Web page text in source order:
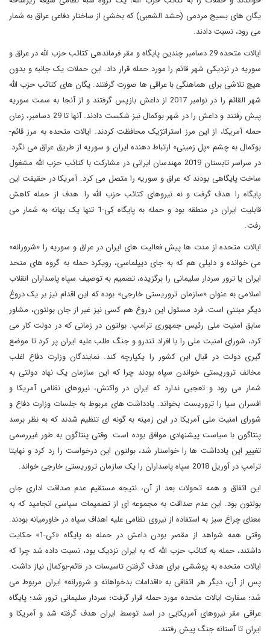
یگان های بسیج مردمی (حشد الشعبی) که بخشی از ساختار دفاعی عراق به شمار
می رود، نسبت دادند.
ایالات متحده 29 دسامبر چندین پایگاه و مقر فرماندهی کتائب حزب الله در عراق و
سوریه در نزدیکی شهر قائم را مورد حمله قرار داد. این حملات یک جانبه و بدون
هیچ تلاشی برای هماهنگی با عراقی ها صورت گرفتند. یگان های کتائب حزب الله
شهر القائم را در نوامبر 2017 از داعش بازپس گرفتند و از آنجا به سمت سوریه
پیش رفتند و داعش را در شهر بوکمال نیز شکست دادند. آنها تا 29 دسامبر، زمان
حمله آمریکا، از این مرز استراتژیک محافظت کردند. ایالات متحده به مرز قائم-
بوکمال به چشم «پل زمینی» ارتباط دهنده ایران و سوریه از طریق عراق می نگرد.
در سراسر تابستان 2019 مهندسان ایرانی در مشارکت با کتائب حزب الله مشغول
ساخت پایگاهی بودند که عراق و سوریه را متصل می کرد. آمریکا در حقیقت این
پایگاه را هدف گرفت و نه نیروهای کتائب حزب الله را. هدف از حمله کاهش
قابلیت ایران در منطقه بود و حمله به پایگاه کِی-1 تنها یک بهانه به شمار می
رفت.
ایالات متحده از مدت ها پیش فعالیت های ایران در عراق و سوریه را «شرورانه»
می خوانده و دلیلی هم که به جای دیپلماسی، رویکرد حمله به گروه های متحد
ایران یا ترور سردار سلیمانی را برگزیده، تصمیم به توصیف سپاه پاسداران انقلاب
اسلامی به عنوان «سازمان تروریستی خارجی» بوده که این اقدام نیز بر یک دروغ
دیگر مبتنی است. فرد مسئول این دروغ هم کسی نیز غیر از جان بولتون، مشاور
سابق امنیت ملی رئیس جمهوری ترامپ. بولتون در زمانی که در دولت کار می
کرد، شورای امنیت ملی را با افراد تندرو و جنگ طلب علیه ایران پر کرد تا موضع
گیری دولت در قبال این کشور را یکپارچه کند. نمایندگان وزارت دفاع اغلب
مخالف تروریستی خواندن سپاه بودند چرا که این سازمان یک نهاد دولتی به
شمار می رود و تعجبی ندارد که ایران در واکنش، نیروهای نظامی آمریکا و
افسران سیا را تروریست بخواند. یادداشت های مربوط به جلسات وزارت دفاع و
شورای امنیت ملی آمریکا در این زمینه به گونه ای تنظیم شدند که به نظر برسد
پنتاگون با سیاست پیشنهادی موافق بوده است. وقتی پنتاگون به طور غیررسمی
تغییر این یادداشت ها را خواستار شد، بولتون این درخواست را رد کرد و نهایتا
ترامپ در آوریل 2018 سپاه پاسداران را یک سازمان تروریستی خارجی خواند.
این اتفاق و همه تحولات بعد از آن، نتیجه مستقیم عدم صداقت اداری جان
بولتون بود. این عدم صداقت به مجموعه ای از تصمیمات سیاسی انجامید که به
معنای چراغ سبز به استفاده از نیروی نظامی علیه اهداف سپاه در خاورمیانه بودند.
وقتی همه شواهد از مقصر بودن داعش در حمله به پایگاه «کی-1» حکایت
داشتند، حمله به کتائب حزب الله که به ایران نزدیک بود، نسبت داده شد چرا که
ایالات متحده به پوششی برای هدف گرفتن تاسیسات در قائم-بوکمال نیاز داشت.
پس از آن، دیگر هر اتفاقی به «اقدامات بدخواهانه و شرورانه» ایران مربوط می
شد؛ سفارت ایالات متحده مورد حمله قرار گرفت؛ سردار سلیمانی ترور شد؛ پایگاه
عراقی مقر نیروهای آمریکایی در اسد توسط ایران هدف گرفته شد و آمریکا و
ایران تا آستانه جنگ پیش رفتند.